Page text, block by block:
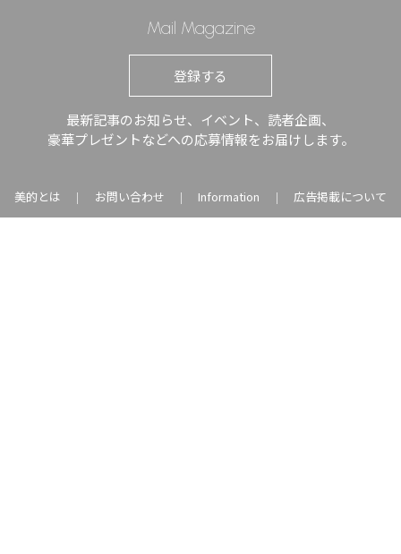
Mail Magazine
登録する
最新記事のお知らせ、イベント、読者企画、
豪華プレゼントなどへの応募情報をお届けします。
美的とは ｜ お問い合わせ ｜ Information ｜ 広告掲載について